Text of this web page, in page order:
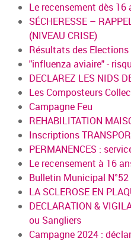
Le recensement dès 16
SÉCHERESSE –
(NIVEAU CRISE)
Résultats des
"influenza aviaire" -
DECLAREZ LES NIDS
Les Composteurs
Campagne Feu
REHABILITATION
Inscriptions
PERMANENCES :
Le recensement à 16
Bulletin Municipal N°52
LA SCLEROSE EN
DECLARATION &
ou Sangliers
Campagne 2024 :